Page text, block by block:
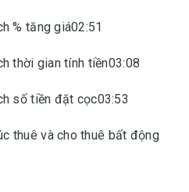
% tăng giá02:51
thời gian tính tiền03:08
số tiền đặt cọc03:53
thuê và cho thuê bất động